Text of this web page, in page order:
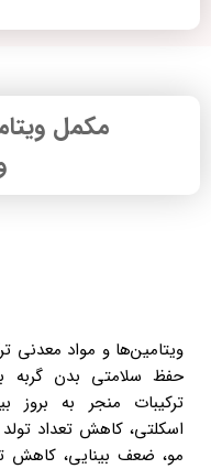
ویتامین‌­ها و مواد معدنی
حفظ سلامتی بدن گربه
ترکیبات منجر به بروز
اسکلتی، کاهش تعداد
مو، ضعف بینایی، کاهش
مکمل